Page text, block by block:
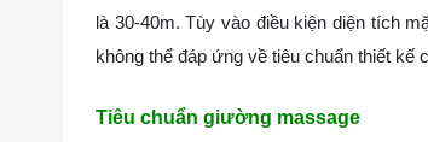
là 30-40m. Tùy vào điều kiện diện tích
không thể đáp ứng về tiêu chuẩn thiết kế
Tiêu chuẩn giường massage